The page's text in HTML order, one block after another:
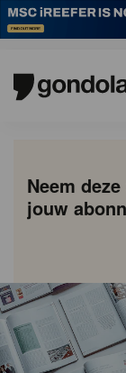
Neem
jouw
Gondola
academy
Gondola
society